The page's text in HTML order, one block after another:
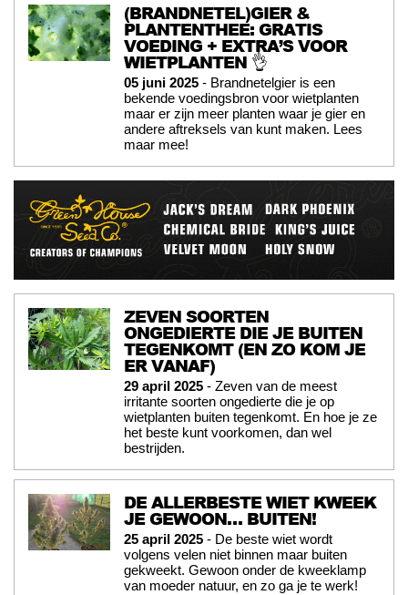
(BRANDNETEL)GIER &
PLANTENTHEE: GRATIS
VOEDING + EXTRA’S VOOR
WIETPLANTEN 👌
05 juni 2025 - Brandnetelgier is een
bekende voedingsbron voor wietplanten
maar er zijn meer planten waar je gier en
andere aftreksels van kunt maken. Lees
maar mee!
ZEVEN SOORTEN
ONGEDIERTE DIE JE BUITEN
TEGENKOMT (EN ZO KOM JE
ER VANAF)
29 april 2025 - Zeven van de meest
irritante soorten ongedierte die je op
wietplanten buiten tegenkomt. En hoe je ze
het beste kunt voorkomen, dan wel
bestrijden.
DE ALLERBESTE WIET KWEEK
JE GEWOON… BUITEN!
25 april 2025 - De beste wiet wordt
volgens velen niet binnen maar buiten
gekweekt. Gewoon onder de kweeklamp
van moeder natuur, en zo ga je te werk!